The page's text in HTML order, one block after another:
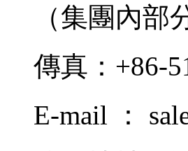
（集團內部
傳真：+86-
E-mail ：